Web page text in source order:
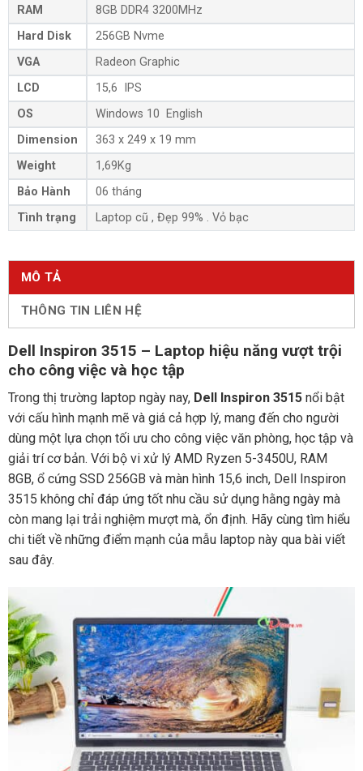
MÔ TẢ
THÔNG TIN LIÊN HỆ
Dell Inspiron 3515 – Laptop hiệu năng vượt trội
cho công việc và học tập
Trong thị trường laptop ngày nay, Dell Inspiron 3515nổi bật
với cấu hình mạnh mẽ và giá cả hợp lý, mang đến cho người
dùng một lựa chọn tối ưu cho công việc văn phòng, học tập và
giải trí cơ bản. Với bộ vi xử lý AMD Ryzen 5-3450U, RAM
8GB, ổ cứng SSD 256GB và màn hình 15,6 inch, Dell Inspiron
3515 không chỉ đáp ứng tốt nhu cầu sử dụng hằng ngày mà
còn mang lại trải nghiệm mượt mà, ổn định. Hãy cùng tìm hiểu
chi tiết về những điểm mạnh của mẫu laptop này qua bài viết
sau đây.
RAM
8GB DDR4 3200MHz
Hard Disk
256GB Nvme
VGA
Radeon Graphic
LCD
15,6 IPS
OS
Windows 10 English
Dimension
363 x 249 x 19 mm
Weight
1,69Kg
Bảo Hành
06 tháng
Tình trạng
Laptop cũ , Đẹp 99% . Vỏ bạc